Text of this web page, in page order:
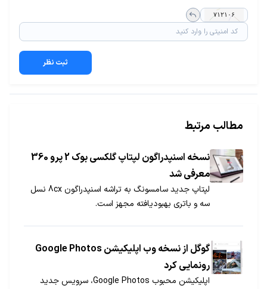
ثبت نظر
مطالب مرتبط
نسخه اسنپدراگون لپتاپ گلکسی بوک 2 پرو 360
معرفی شد
لپتاپ جدید سامسونگ به تراشه اسنپدراگون 8cx نسل
سه و باتری بهبودیافته مجهز است.
گوگل از نسخه وب اپلیکیشن Google Photos
رونمایی کرد
اپلیکیشن محبوب Google Photos، سرویس جدید